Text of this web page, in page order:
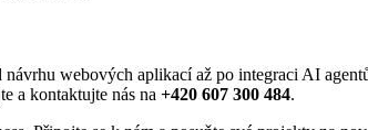
webových aplikací až po integraci AI
a kontaktujte nás na +420 607 300 484.